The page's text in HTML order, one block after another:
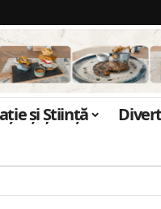
și Știință